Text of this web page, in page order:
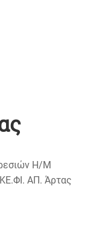
Η/Μ
ΑΠ. Άρτας